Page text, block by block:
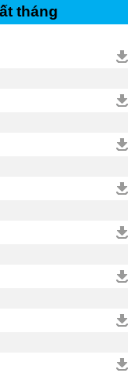
tháng